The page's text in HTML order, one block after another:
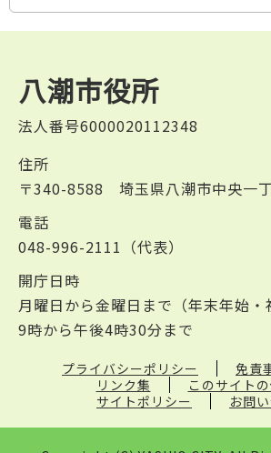
八潮市役所
法人番号6000020112348
住所
〒340-8588 埼玉県八潮市中央一
電話
048-996-2111（代表）
開庁日時
月曜日から金曜日まで（年末年始
9時から午後4時30分まで
プライバシーポリシー
免責
リンク集
このサイト
サイトポリシー
お問